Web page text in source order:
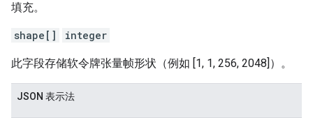
填充。
shape[] integer
此字段存储软令牌张量帧形状（例如 [1, 1, 256, 2048]）。
JSON 表示法